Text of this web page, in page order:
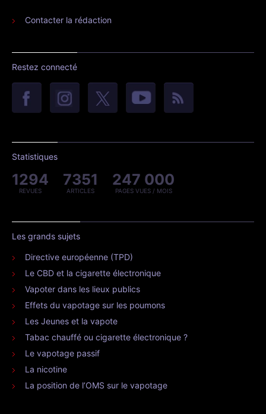
Contacter la rédaction
Restez connecté
Statistiques
1294
REVUES
7351
ARTICLES
247 000
PAGES VUES / MOIS
Les grands sujets
Directive européenne (TPD)
Le CBD et la cigarette électronique
Vapoter dans les lieux publics
Effets du vapotage sur les poumons
Les Jeunes et la vapote
Tabac chauffé ou cigarette électronique ?
Le vapotage passif
La nicotine
La position de l’OMS sur le vapotage